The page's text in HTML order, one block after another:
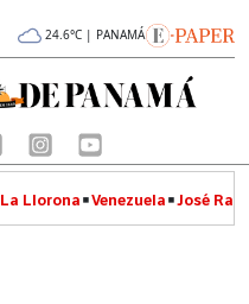
24.6°C | PANAMÁ
La Llorona Venezuela José